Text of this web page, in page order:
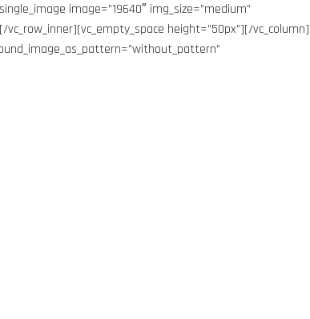
image=”19640″ img_size=”medium”
height=”50px”][/vc_column]